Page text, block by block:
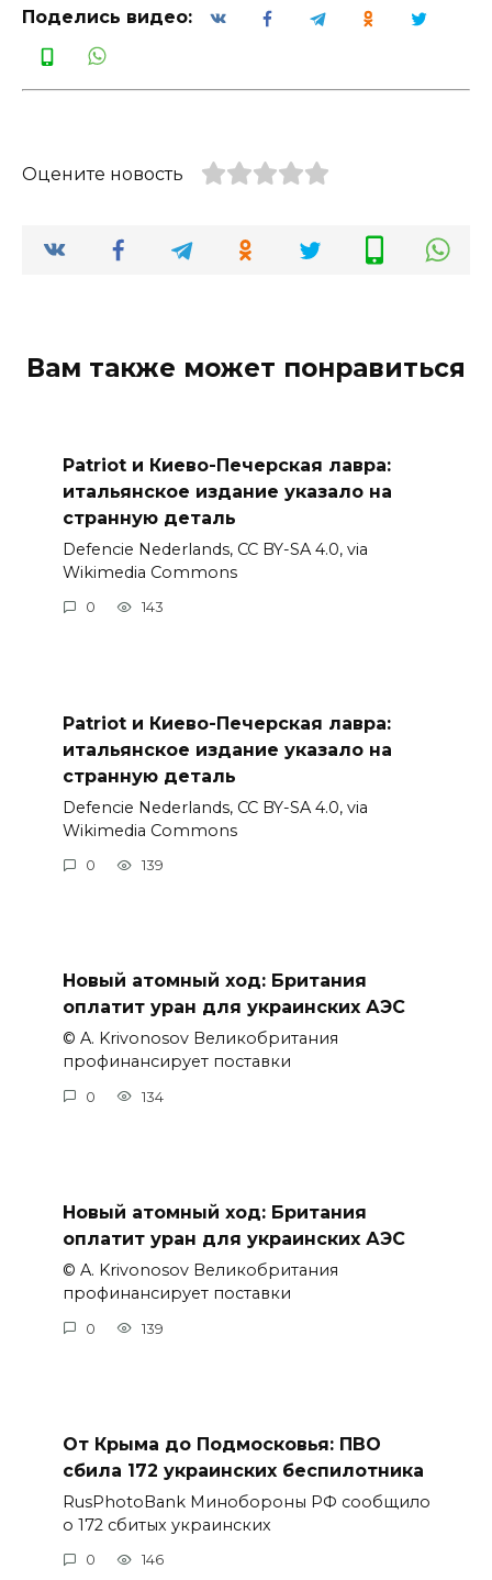
Поделись видео:
Оцените новость
Вам также может понравиться
Patriot и Киево-Печерская лавра:
итальянское издание указало на
странную деталь
Defencie Nederlands, CC BY-SA 4.0, via
Wikimedia Commons
0 143
Patriot и Киево-Печерская лавра:
итальянское издание указало на
странную деталь
Defencie Nederlands, CC BY-SA 4.0, via
Wikimedia Commons
0 139
Новый атомный ход: Британия
оплатит уран для украинских АЭС
© A. Krivonosov Великобритания
профинансирует поставки
0 134
Новый атомный ход: Британия
оплатит уран для украинских АЭС
© A. Krivonosov Великобритания
профинансирует поставки
0 139
От Крыма до Подмосковья: ПВО
сбила 172 украинских беспилотника
RusPhotoBank Минобороны РФ сообщило
о 172 сбитых украинских
0 146